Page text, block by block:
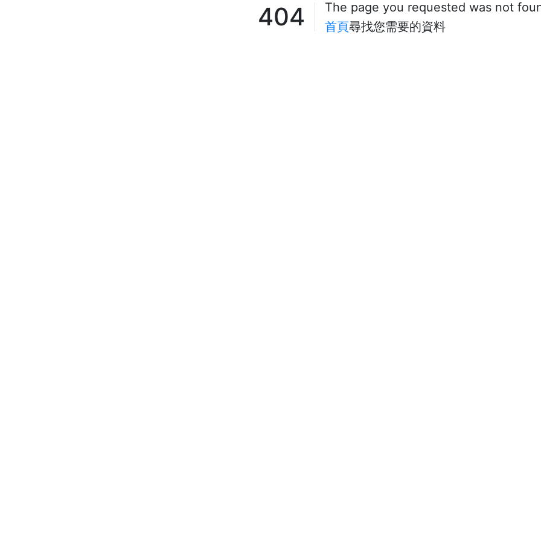
404
The page you requested was not
首頁尋找您需要的資料